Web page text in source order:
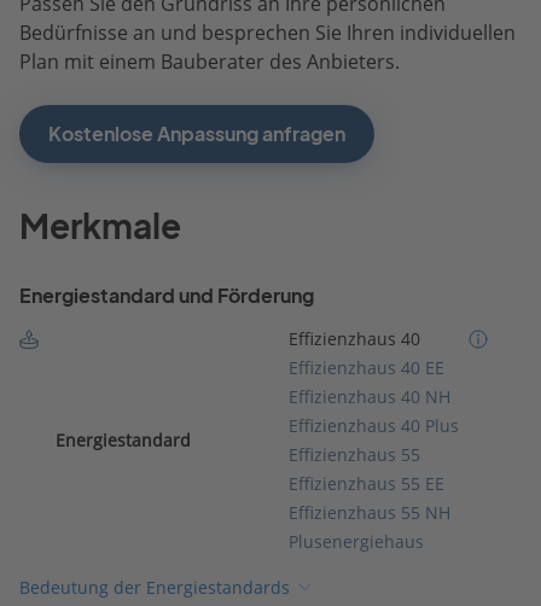
Bedürfnisse an und besprechen Sie Ihren individuellen
Plan mit einem Bauberater des Anbieters.
Kostenlose Anpassung anfragen
Merkmale
Energiestandard und Förderung
Energiestandard
Effizienzhaus 40
Effizienzhaus 40 EE
Effizienzhaus 40 NH
Effizienzhaus 40 Plus
Effizienzhaus 55
Effizienzhaus 55 EE
Effizienzhaus 55 NH
Plusenergiehaus
Bedeutung der Energiestandards